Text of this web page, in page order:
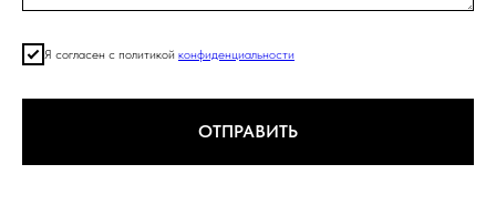
Я согласен с политикой конфиденциальности
ОТПРАВИТЬ